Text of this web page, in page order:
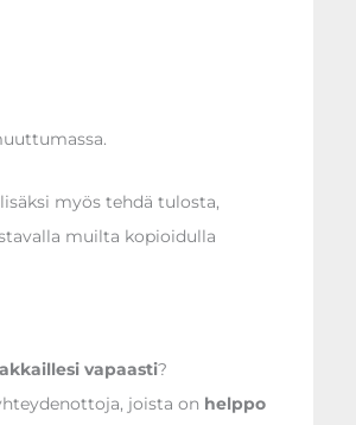
myös tehdä tulosta,
muilta kopioidulla
vapaasti?
joista on helppo